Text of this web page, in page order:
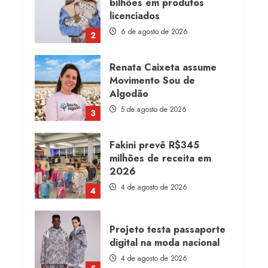
2
licenciados
6 de agosto de 2026
3
Renata Caixeta assume
Movimento Sou de
Algodão
5 de agosto de 2026
4
Fakini prevê R$345
milhões de receita em
2026
4 de agosto de 2026
Projeto testa passaporte
digital na moda nacional
4 de agosto de 2026